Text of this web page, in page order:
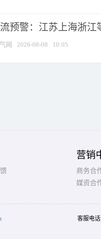
预警：江苏上海浙江
网 2026-08-08 10:05
营销
商务合
媒资合
客服电